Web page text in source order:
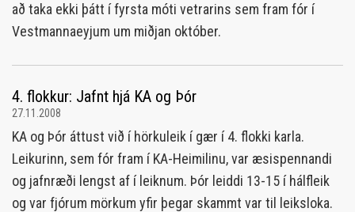
að taka ekki þátt í fyrsta móti vetrarins sem fram fór í
Vestmannaeyjum um miðjan október.
4. flokkur: Jafnt hjá KA og Þór
27.11.2008
KA og Þór áttust við í hörkuleik í gær í 4. flokki karla.
Leikurinn, sem fór fram í KA-Heimilinu, var æsispennandi
og jafnræði lengst af í leiknum. Þór leiddi 13-15 í hálfleik
og var fjórum mörkum yfir þegar skammt var til leiksloka.